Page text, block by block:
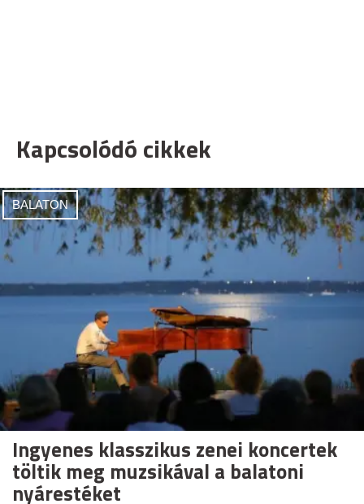
Kapcsolódó cikkek
BALATON
Ingyenes klasszikus zenei koncertek
töltik meg muzsikával a balatoni
nyárestéket